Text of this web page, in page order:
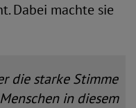
Dabei machte sie
die starke Stimme
in diesem